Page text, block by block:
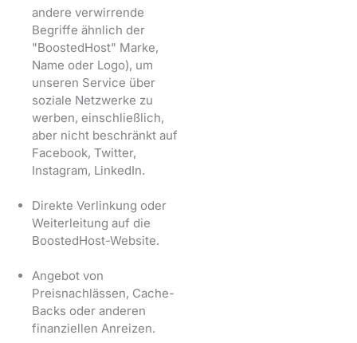
andere verwirrende
Begriffe ähnlich der
"BoostedHost" Marke,
Name oder Logo), um
unseren Service über
soziale Netzwerke zu
werben, einschließlich,
aber nicht beschränkt auf
Facebook, Twitter,
Instagram, LinkedIn.
Direkte Verlinkung oder
Weiterleitung auf die
BoostedHost-Website.
Angebot von
Preisnachlässen, Cache-
Backs oder anderen
finanziellen Anreizen.